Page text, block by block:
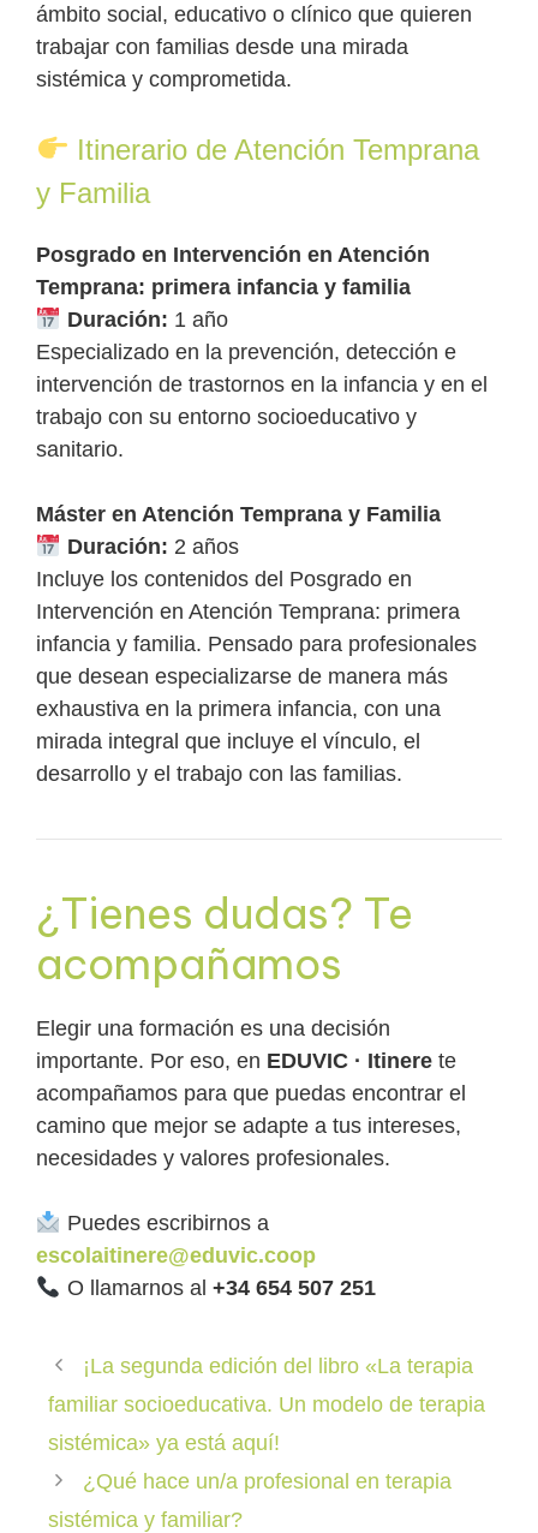
ámbito social, educativo o clínico que quieren
trabajar con familias desde una mirada
sistémica y comprometida.
Itinerario de Atención Temprana
y Familia
Posgrado en Intervención en Atención
Temprana: primera infancia y familia
Duración: 1 año
Especializado en la prevención, detección e
intervención de trastornos en la infancia y en el
trabajo con su entorno socioeducativo y
sanitario.
Máster en Atención Temprana y Familia
Duración: 2 años
Incluye los contenidos del Posgrado en
Intervención en Atención Temprana: primera
infancia y familia. Pensado para profesionales
que desean especializarse de manera más
exhaustiva en la primera infancia, con una
mirada integral que incluye el vínculo, el
desarrollo y el trabajo con las familias.
¿Tienes dudas? Te
acompañamos
Elegir una formación es una decisión
importante. Por eso, en EDUVIC · Itinere te
acompañamos para que puedas encontrar el
camino que mejor se adapte a tus intereses,
necesidades y valores profesionales.
Puedes escribirnos a
escolaitinere@eduvic.coop
O llamarnos al +34 654 507 251
¡La segunda edición del libro «La terapia
familiar socioeducativa. Un modelo de terapia
sistémica» ya está aquí!
¿Qué hace un/a profesional en terapia
sistémica y familiar?